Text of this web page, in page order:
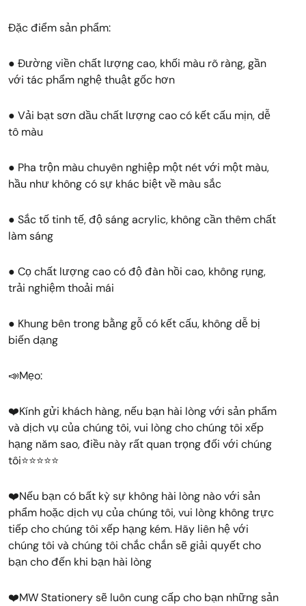
Đặc điểm sản phẩm:
● Đường viền chất lượng cao, khối màu rõ ràng, gần
với tác phẩm nghệ thuật gốc hơn
● Vải bạt sơn dầu chất lượng cao có kết cấu mịn, dễ
tô màu
● Pha trộn màu chuyên nghiệp một nét với một màu,
hầu như không có sự khác biệt về màu sắc
● Sắc tố tinh tế, độ sáng acrylic, không cần thêm chất
làm sáng
● Cọ chất lượng cao có độ đàn hồi cao, không rụng,
trải nghiệm thoải mái
● Khung bên trong bằng gỗ có kết cấu, không dễ bị
biến dạng
📣Mẹo:
❤️Kính gửi khách hàng, nếu bạn hài lòng với sản phẩm
và dịch vụ của chúng tôi, vui lòng cho chúng tôi xếp
hạng năm sao, điều này rất quan trọng đối với chúng
tôi⭐⭐⭐⭐⭐
❤️Nếu bạn có bất kỳ sự không hài lòng nào với sản
phẩm hoặc dịch vụ của chúng tôi, vui lòng không trực
tiếp cho chúng tôi xếp hạng kém. Hãy liên hệ với
chúng tôi và chúng tôi chắc chắn sẽ giải quyết cho
bạn cho đến khi bạn hài lòng
❤️MW Stationery sẽ luôn cung cấp cho bạn những sản